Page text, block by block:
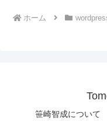
ホーム
笹崎智成について